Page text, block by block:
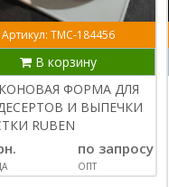
Артикул: ТМС-184456
В корзину
ФОРМА ДЛЯ
И ВЫПЕЧКИ
RUBEN
по запросу
ОПТ